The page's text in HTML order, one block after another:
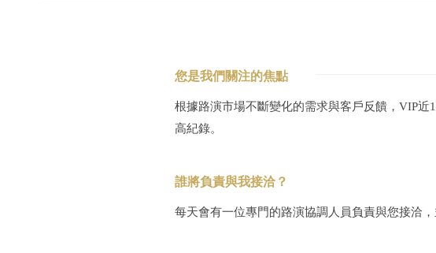
您是我們關注的焦點
根據路演市場不斷變化的需求與客戶反饋，VIP
高紀錄。
誰將負責與我接洽？
每天會有一位專門的路演協調人員負責與您接洽，